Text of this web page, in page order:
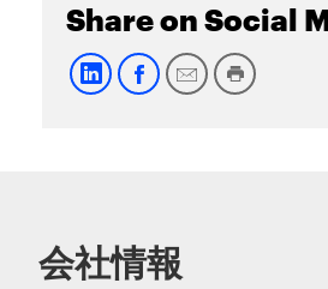
Share on Social
会社情報